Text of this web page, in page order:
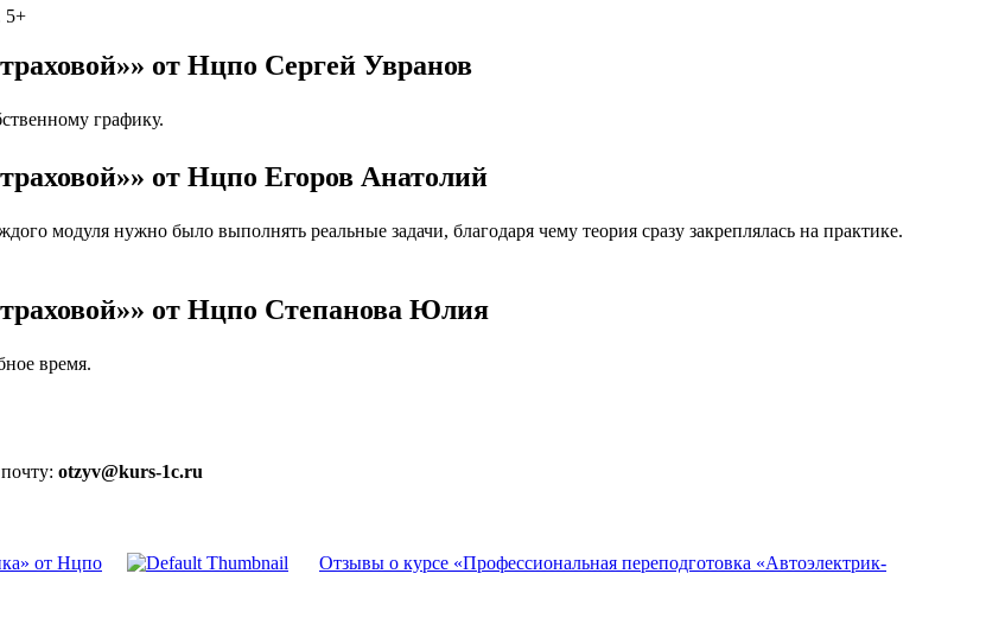
5+
от Нцпо Сергей Увранов
графику.
от Нцпо Егоров Анатолий
модуля нужно было выполнять реальные задачи, благодаря чему теория сразу закреплялась на практике.
от Нцпо Степанова Юлия
время.
otzyv@kurs-1c.ru
от Нцпо Отзывы о курсе «Профессиональная переподготовка «Автоэлектрик-